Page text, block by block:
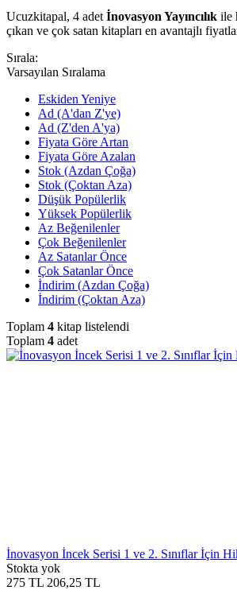
Ucuzkitapal, 4 adet İnovasyon Yayıncılık ile
çıkan ve çok satan kitapları en avantajlı
Sırala:
Varsayılan Sıralama
Eskiden Yeniye
Ad (A'dan Z'ye)
Ad (Z'den A'ya)
Fiyata Göre Artan
Fiyata Göre Azalan
Stok (Azdan Çoğa)
Stok (Çoktan Aza)
Düşük Popülerlik
Yüksek Popülerlik
Az Beğenilenler
Çok Beğenilenler
Az Satanlar Önce
Çok Satanlar Önce
İndirim (Azdan Çoğa)
İndirim (Çoktan Aza)
Toplam 4 kitap listelendi
Toplam 4 adet
İnovasyon İncek Serisi 1 ve 2. Sınıflar İçin
Stokta yok
275 TL 206,25 TL